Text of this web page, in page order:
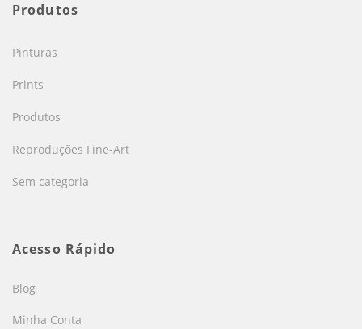
Produtos
Pinturas
Prints
Produtos
Reproduções Fine-Art
Sem categoria
Acesso Rápido
Blog
Minha Conta